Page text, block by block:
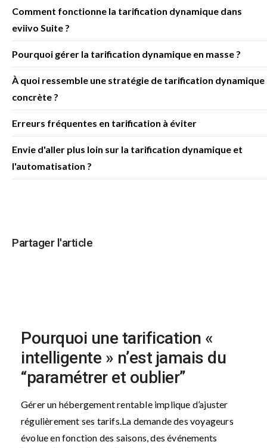
Comment fonctionne la tarification dynamique dans
eviivo Suite ?
Pourquoi gérer la tarification dynamique en masse ?
À quoi ressemble une stratégie de tarification dynamique
concrète ?
Erreurs fréquentes en tarification à éviter
Envie d'aller plus loin sur la tarification dynamique et
l'automatisation ?
Partager l'article
Pourquoi une tarification «
intelligente » n’est jamais du
“paramétrer et oublier”
Gérer un hébergement rentable implique d’ajuster
régulièrement ses tarifs.La demande des voyageurs
évolue en fonction des saisons, des événements